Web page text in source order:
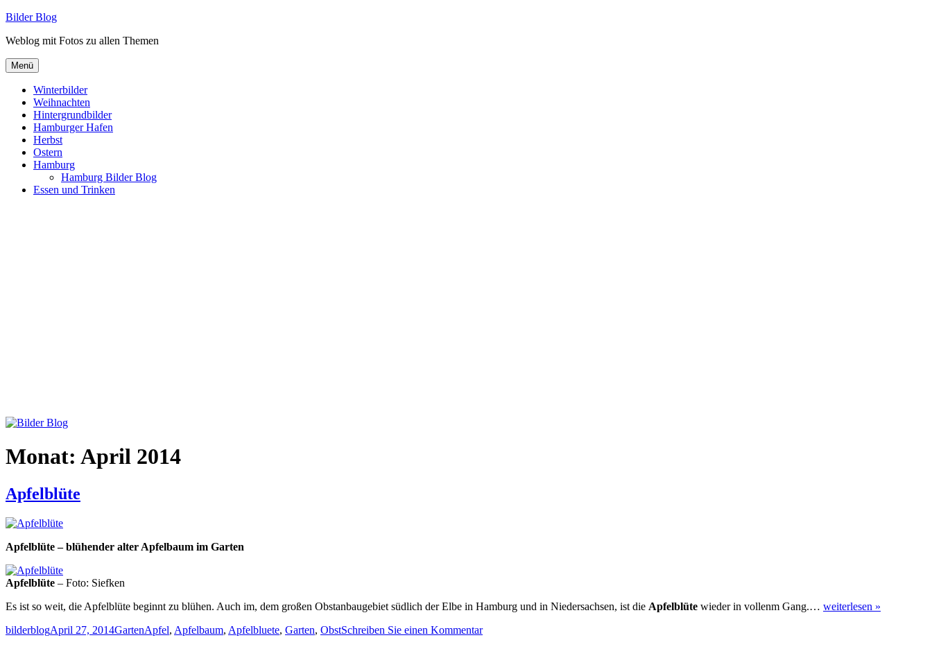
Zum
springen
Bilder Blog
Weblog mit Fotos zu allen Themen
Menü
Winterbilder
Weihnachten
Hintergrundbilder
Hamburger Hafen
Herbst
Ostern
Hamburg
Hamburg Bilder Blog
Essen und Trinken
Monat: April 2014
Apfelblüte
Apfelblüte – blühender alter Apfelbaum im Garten
Apfelblüte – Foto: Siefken
Es ist so weit, die Apfelblüte beginnt zu blühen. Auch im, dem großen Obstanbaugebiet südlich der Elbe in Hamburg und in Niedersachsen, ist die Apfelblüte wieder in vollenm Gang.… weiterlesen »
Autor
bilderblogVeröffentlicht
April 27, 2014Kategorien
GartenSchlagwörter
Apfel, Apfelbaum, Apfelbluete, Garten, ObstSchreiben Sie einen Kommentarzu